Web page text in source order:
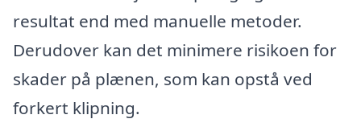
resultat end med manuelle metoder.
Derudover kan det minimere risikoen for
skader på plænen, som kan opstå ved
forkert klipning.